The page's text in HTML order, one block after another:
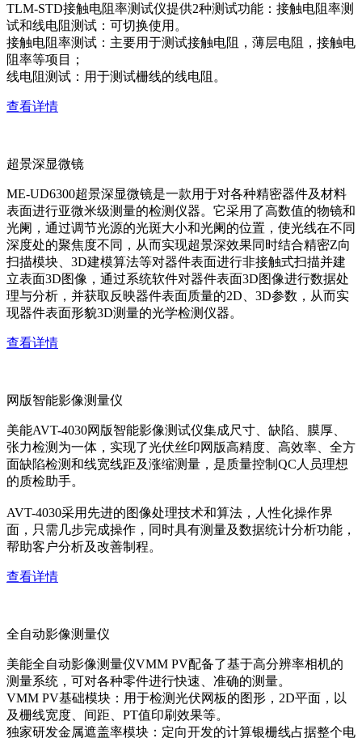
TLM-STD接触电阻率测试仪提供2种测试功能：接触电阻率测
试和线电阻测试：可切换使用。
接触电阻率测试：主要用于测试接触电阻，薄层电阻，接触电
阻率等项目；
线电阻测试：用于测试栅线的线电阻。
查看详情
超景深显微镜
ME-UD6300超景深显微镜是一款用于对各种精密器件及材料
表面进行亚微米级测量的检测仪器。它采用了高数值的物镜和
光阑，通过调节光源的光斑大小和光阑的位置，使光线在不同
深度处的聚焦度不同，从而实现超景深效果同时结合精密Z向
扫描模块、3D建模算法等对器件表面进行非接触式扫描并建
立表面3D图像，通过系统软件对器件表面3D图像进行数据处
理与分析，并获取反映器件表面质量的2D、3D参数，从而实
现器件表面形貌3D测量的光学检测仪器。
查看详情
网版智能影像测量仪
美能AVT-4030网版智能影像测试仪集成尺寸、缺陷、膜厚、
张力检测为一体，实现了光伏丝印网版高精度、高效率、全方
面缺陷检测和线宽线距及涨缩测量，是质量控制QC人员理想
的质检助手。
AVT-4030采用先进的图像处理技术和算法，人性化操作界
面，只需几步完成操作，同时具有测量及数据统计分析功能，
帮助客户分析及改善制程。
查看详情
全自动影像测量仪
美能全自动影像测量仪VMM PV配备了基于高分辨率相机的
测量系统，可对各种零件进行快速、准确的测量。
VMM PV基础模块：用于检测光伏网板的图形，2D平面，以
及栅线宽度、间距、PT值印刷效果等。
独家研发金属遮盖率模块：定向开发的计算银栅线占据整个电